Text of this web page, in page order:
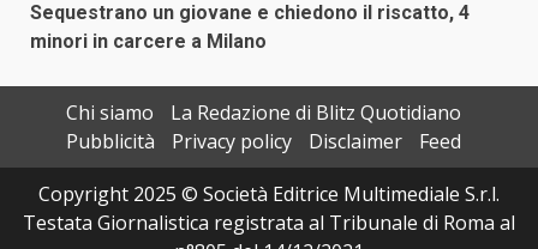
Sequestrano un giovane e chiedono il riscatto, 4
minori in carcere a Milano
Chi siamo
La Redazione di Blitz Quotidiano
Pubblicità
Privacy policy Disclaimer
Feed
Copyright 2025 © Società Editrice Multimediale S.r.l.
Testata Giornalistica registrata al Tribunale di Roma al